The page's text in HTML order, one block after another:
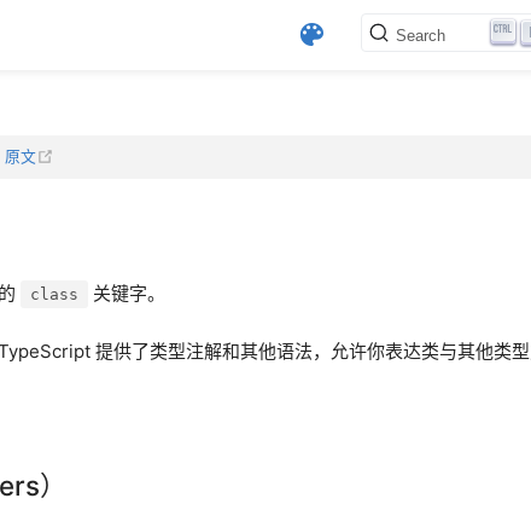
Search
new window)
原文
class 关键字。
提供了类型注解和其他语法，允许你表达类与其他类
）